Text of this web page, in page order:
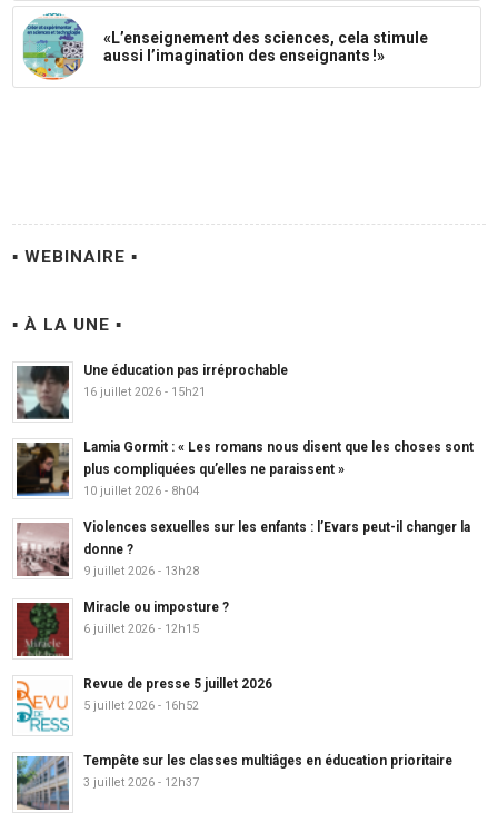
«L’enseignement des sciences, cela stimule
aussi l’imagination des enseignants !»
▪ WEBINAIRE ▪
▪ À LA UNE ▪
Une éducation pas irréprochable
16 juillet 2026 - 15h21
Lamia Gormit : « Les romans nous disent que les choses sont
plus compliquées qu’elles ne paraissent »
10 juillet 2026 - 8h04
Violences sexuelles sur les enfants : l’Evars peut-il changer la
donne ?
9 juillet 2026 - 13h28
Miracle ou imposture ?
6 juillet 2026 - 12h15
Revue de presse 5 juillet 2026
5 juillet 2026 - 16h52
Tempête sur les classes multiâges en éducation prioritaire
3 juillet 2026 - 12h37